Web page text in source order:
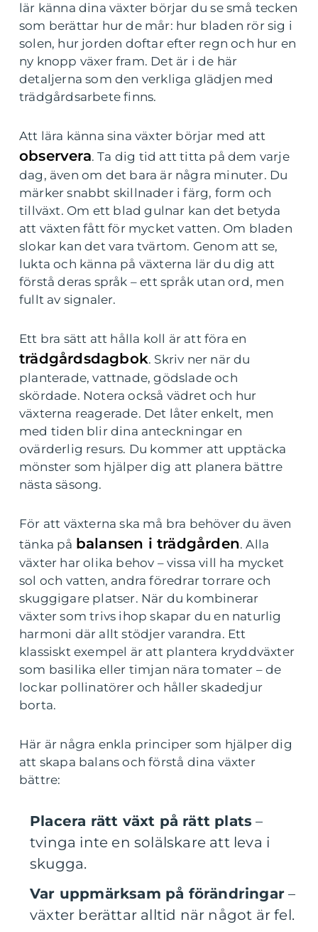
lär känna dina växter börjar du se små tecken
som berättar hur de mår: hur bladen rör sig i
solen, hur jorden doftar efter regn och hur en
ny knopp växer fram. Det är i de här
detaljerna som den verkliga glädjen med
trädgårdsarbete finns.
Att lära känna sina växter börjar med att
observera. Ta dig tid att titta på dem varje
dag, även om det bara är några minuter. Du
märker snabbt skillnader i färg, form och
tillväxt. Om ett blad gulnar kan det betyda
att växten fått för mycket vatten. Om bladen
slokar kan det vara tvärtom. Genom att se,
lukta och känna på växterna lär du dig att
förstå deras språk – ett språk utan ord, men
fullt av signaler.
Ett bra sätt att hålla koll är att föra en
trädgårdsdagbok. Skriv ner när du
planterade, vattnade, gödslade och
skördade. Notera också vädret och hur
växterna reagerade. Det låter enkelt, men
med tiden blir dina anteckningar en
ovärderlig resurs. Du kommer att upptäcka
mönster som hjälper dig att planera bättre
nästa säsong.
För att växterna ska må bra behöver du även
tänka på balansen i trädgården. Alla
växter har olika behov – vissa vill ha mycket
sol och vatten, andra föredrar torrare och
skuggigare platser. När du kombinerar
växter som trivs ihop skapar du en naturlig
harmoni där allt stödjer varandra. Ett
klassiskt exempel är att plantera kryddväxter
som basilika eller timjan nära tomater – de
lockar pollinatörer och håller skadedjur
borta.
Här är några enkla principer som hjälper dig
att skapa balans och förstå dina växter
bättre:
Placera rätt växt på rätt plats –
tvinga inte en solälskare att leva i
skugga.
Var uppmärksam på förändringar –
växter berättar alltid när något är fel.